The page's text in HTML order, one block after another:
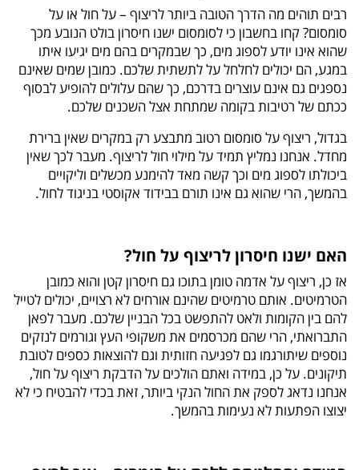
רבים תוהים מה הדרך הטובה ביותר לריצוף – על חול או על
סומסום? קחו בחשבון כי לסומסום ישנו חיסרון בולט הנובע מכך
שהוא אינו יודע לספוג מים, כך שבמקרים בהם מים יגיעו איתו
במגע, הם יכולים לחלחל על לתשתית שלכם. כמובן שמים שאינם
נספגים גם אינם עוצרים בדרכם, כך שהם עלולים להופיע לבסוף
ככתם של רטיבות בקומה שמתחת אצל השכנים שלכם.
בגדול, ריצוף על סומסום רטוב מתבצע רק במקרים שאין ברירת
מחדל. אנחנו נמליץ תמיד על מילוי חול לריצוף. מעבר לכך שאין
ביכולתו לספוג מים וכך קשה מאד להימנע מכשלים וליקויים
בהמשך, הרי שהוא גם אינו תורם בבידוד אקוסטי בניגוד לחול.
האם ישנו חיסרון לריצוף על חול?
אז כן, ריצוף על אדמה טומן בתוכו גם חיסרון קטן והוא כמובן
הטרמיטים. אותם טרמיטים שהינם אורחים לא רצויים, יכולים לטייל
להם בין הקומות ולאט להתפשט בכל הבניין שלכם. מעבר לפאן
התברואתי, הרי שהם מכרסמים את משקופי העץ וגורמים לנזקים
נוספים שיתורגמו גם לפגיעה חזותית וגם להוצאות כספים לטובת
תיקונים. על כן, במידה ואתם הולכים על הדבקת ריצוף על חול,
אנחנו נדאג לספק את החול הנקי ביותר, זאת בכדי להבטיח כי לא
יצוצו הפתעות לא נעימות בהמשך.